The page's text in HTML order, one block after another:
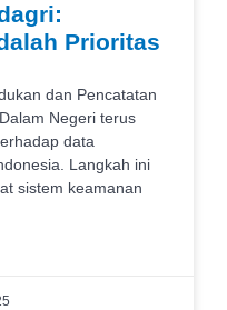
Prioritas
dan Pencatatan
Negeri terus
data
Langkah ini
sistem keamanan